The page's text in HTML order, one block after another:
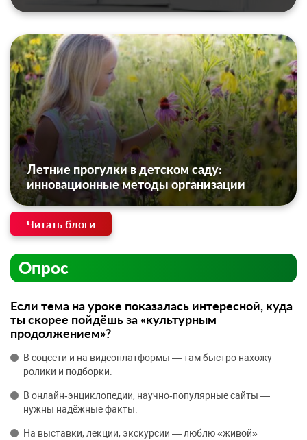
Летние прогулки в детском саду:
инновационные методы организации
Читать блоги
Опрос
Если тема на уроке показалась интересной, куда
ты скорее пойдёшь за «культурным
продолжением»?
В соцсети и на видеоплатформы — там быстро нахожу
ролики и подборки.
В онлайн‑энциклопедии, научно‑популярные сайты —
нужны надёжные факты.
На выставки, лекции, экскурсии — люблю «живой»